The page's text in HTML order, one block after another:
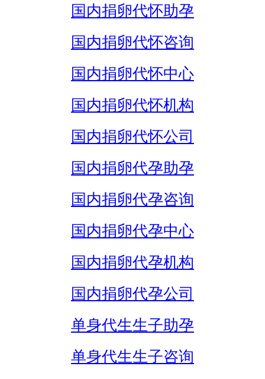
国内捐卵代怀助孕
国内捐卵代怀咨询
国内捐卵代怀中心
国内捐卵代怀机构
国内捐卵代怀公司
国内捐卵代孕助孕
国内捐卵代孕咨询
国内捐卵代孕中心
国内捐卵代孕机构
国内捐卵代孕公司
单身代生生子助孕
单身代生生子咨询